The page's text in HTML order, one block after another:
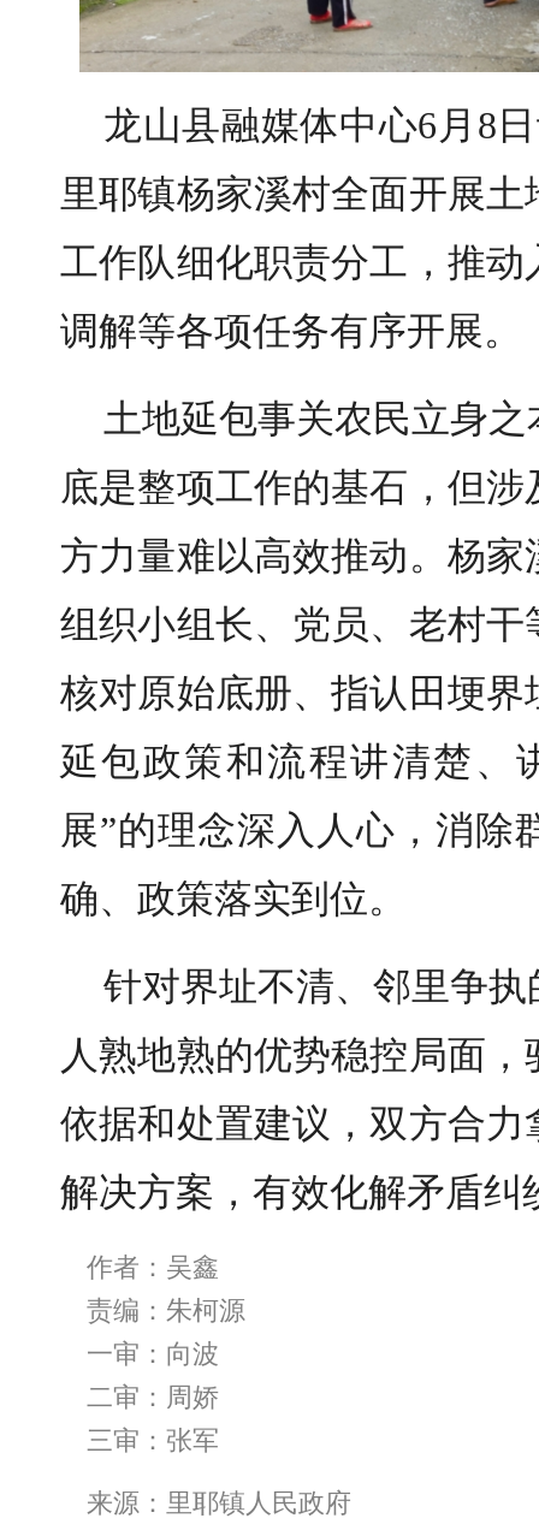
龙山县融媒体中心6月8
里耶镇杨家溪村全面开展
工作队细化职责分工，推
调解等各项任务有序开展。
土地延包事关农民立身
底是整项工作的基石，但
方力量难以高效推动。杨
组织小组长、党员、老村
核对原始底册、指认田埂
延包政策和流程讲清楚、
展”的理念深入人心，消除
确、政策落实到位。
针对界址不清、邻里争
人熟地熟的优势稳控局面
依据和处置建议，双方合
解决方案，有效化解矛盾纠
作者：吴鑫
责编：朱柯源
一审：向波
二审：周娇
三审：张军
来源：里耶镇人民政府